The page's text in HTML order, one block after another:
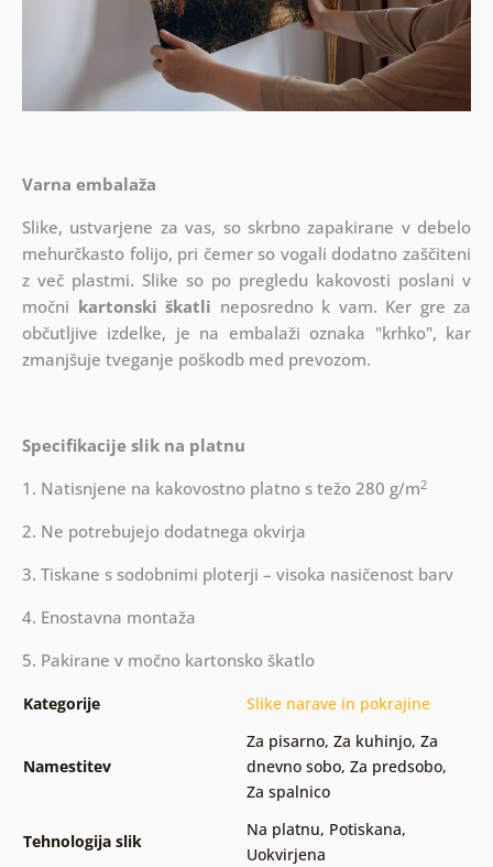
Varna embalaža
Slike, ustvarjene za vas, so skrbno zapakirane v debelo
mehurčkasto folijo, pri čemer so vogali dodatno zaščiteni
z več plastmi. Slike so po pregledu kakovosti poslani v
močni kartonski škatli neposredno k vam. Ker gre za
občutljive izdelke, je na embalaži oznaka "krhko", kar
zmanjšuje tveganje poškodb med prevozom.
Specifikacije slik na platnu
1. Natisnjene na kakovostno platno s težo 280 g/m2
2. Ne potrebujejo dodatnega okvirja
3. Tiskane s sodobnimi ploterji – visoka nasičenost barv
4. Enostavna montaža
5. Pakirane v močno kartonsko škatlo
Kategorije Slike narave in pokrajine
Namestitev
Za pisarno, Za kuhinjo, Za
dnevno sobo, Za predsobo,
Za spalnico
Tehnologija slik
Na platnu, Potiskana,
Uokvirjena